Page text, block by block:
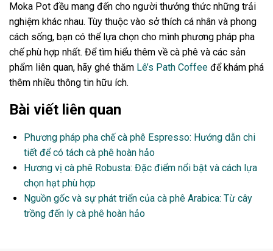
Moka Pot đều mang đến cho người thưởng thức những trải
nghiệm khác nhau. Tùy thuộc vào sở thích cá nhân và phong
cách sống, bạn có thể lựa chọn cho mình phương pháp pha
chế phù hợp nhất. Để tìm hiểu thêm về cà phê và các sản
phẩm liên quan, hãy ghé thăm Lê’s Path Coffee để khám phá
thêm nhiều thông tin hữu ích.
Bài viết liên quan
Phương pháp pha chế cà phê Espresso: Hướng dẫn chi
tiết để có tách cà phê hoàn hảo
Hương vị cà phê Robusta: Đặc điểm nổi bật và cách lựa
chọn hạt phù hợp
Nguồn gốc và sự phát triển của cà phê Arabica: Từ cây
trồng đến ly cà phê hoàn hảo